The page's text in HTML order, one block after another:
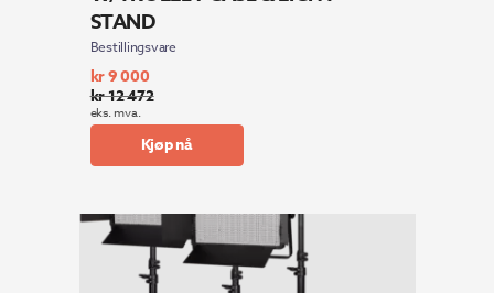
STAND
Bestillingsvare
kr12 472
Opprinnelig
pris
kr9 000
Nåværende
pris
eks. mva.
Kjøp nå